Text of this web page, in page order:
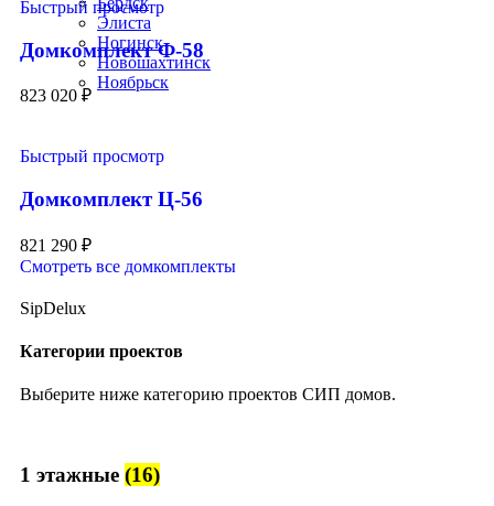
Элиста
Ногинск
Новошахтинск
Ноябрьск
Быстрый просмотр
Домкомплект Ф-58
823 020 ₽
Быстрый просмотр
Домкомплект Ц-56
821 290 ₽
Смотреть все домкомплекты
SipDelux
Категории проектов
Выберите ниже категорию проектов СИП домов.
1 этажные (16)